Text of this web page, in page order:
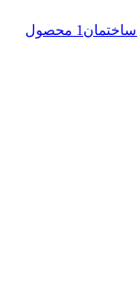
1 محصول